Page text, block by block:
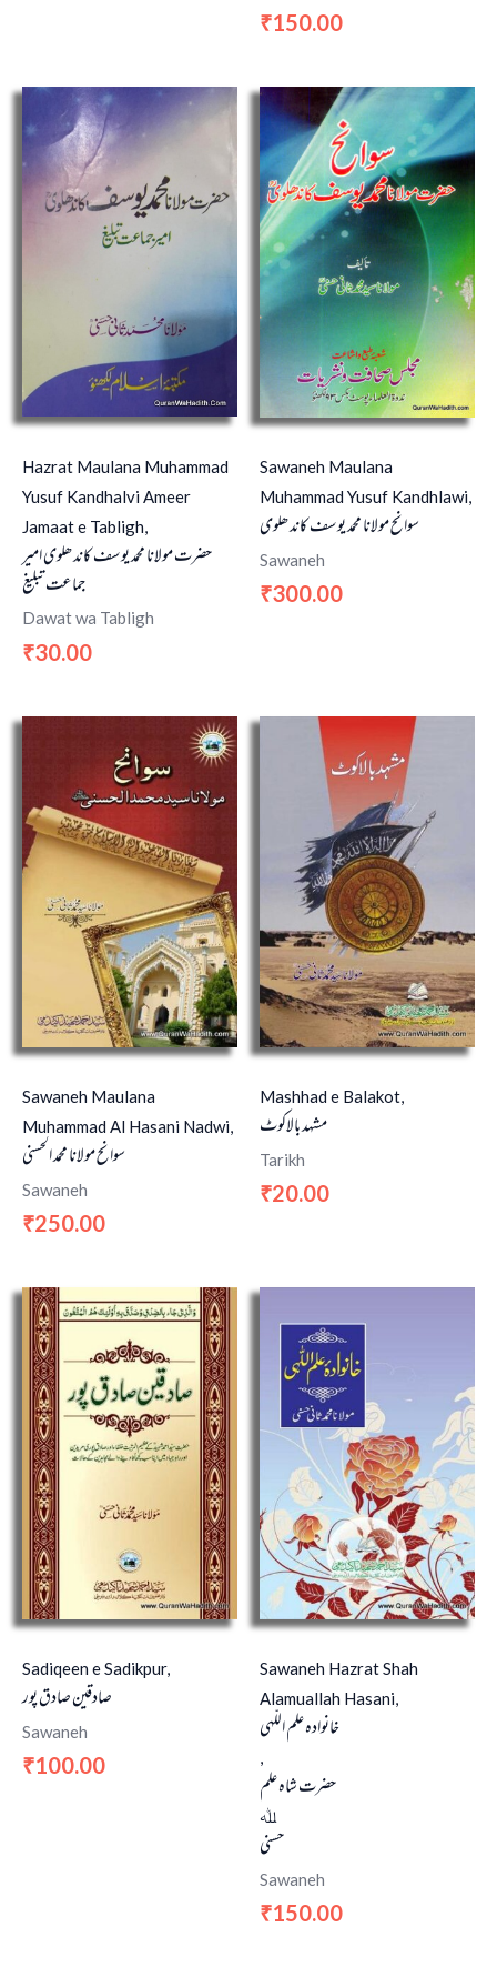
₹150.00
Hazrat Maulana Muhammad
Yusuf Kandhalvi Ameer
Jamaat e Tabligh,
حضرت مولانا محمد یوسف کاندھلوی امیر
جماعت تبلیغ
Dawat wa Tabligh
₹30.00
Sawaneh Maulana
Muhammad Yusuf Kandhlawi,
سوانح مولانا محمد یوسف کاندھلوی
Sawaneh
₹300.00
Sawaneh Maulana
Muhammad Al Hasani Nadwi,
سوانح مولانا محمد الحسنی
Sawaneh
₹250.00
Mashhad e Balakot,
مشہد بالاکوٹ
Tarikh
₹20.00
Sadiqeen e Sadikpur,
صادقین صادق پور
Sawaneh
₹100.00
Sawaneh Hazrat Shah
Alamuallah Hasani,
خانوادہ علم اللّہی
,
حضرت شاہ علم
ﷲ
حسنی
Sawaneh
₹150.00